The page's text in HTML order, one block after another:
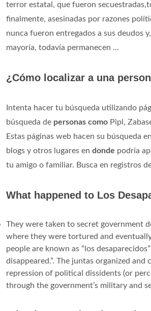
terror estatal, que fueron
finalmente, asesinadas por razones
nunca fueron entregados a sus deudos
mayoría, todavía permanecen ...
¿Cómo localizar a una
Intenta hacer tu búsqueda utilizando
búsqueda de personas como Pipl,
Estas páginas web hacen su búsqueda
blogs y otros lugares en donde podría
tu amigo o familiar. Busca en registros
What happened to Los
They were taken to secret government
where they were tortured and
people are known as “los
disappeared.”. The juntas organized
repression of political dissidents (or
through the government’s military and